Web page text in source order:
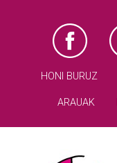
HONI BURUZ
ARAUAK